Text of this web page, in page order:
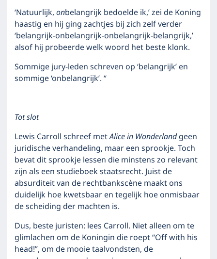
‘Natuurlijk,onbelangrijk bedoelde ik,’ zei de Koning
haastig en hij ging zachtjes bij zich zelf verder
‘belangrijk-onbelangrijk-onbelangrijk-belangrijk,’
alsof hij probeerde welk woord het beste klonk.
Sommige jury-leden schreven op ‘belangrijk’ en
sommige ‘onbelangrijk’. “
Tot slot
Lewis Carroll schreef metAlice in Wonderlandgeen
juridische verhandeling, maar een sprookje. Toch
bevat dit sprookje lessen die minstens zo relevant
zijn als een studieboek staatsrecht. Juist de
absurditeit van de rechtbankscène maakt ons
duidelijk hoe kwetsbaar en tegelijk hoe onmisbaar
de scheiding der machten is.
Dus, beste juristen: lees Carroll. Niet alleen om te
glimlachen om de Koningin die roept “Off with his
head!”, om de mooie taalvondsten, de